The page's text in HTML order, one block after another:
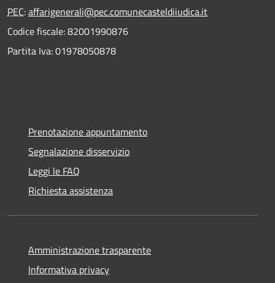
PEC:affarigenerali@pec.comunecasteldiiudica.it
Codice fiscale: 82001990876
Partita Iva: 01978050878
Prenotazione appuntamento
Segnalazione disservizio
Leggi le FAQ
Richiesta assistenza
Amministrazione trasparente
Informativa privacy